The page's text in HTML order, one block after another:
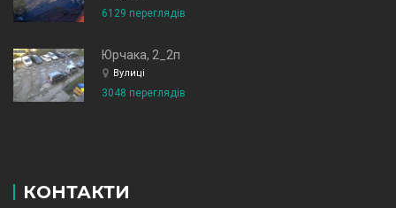
6129 переглядів
Юрчака, 2_2п
Вулиці
3048 переглядів
КОНТАКТИ